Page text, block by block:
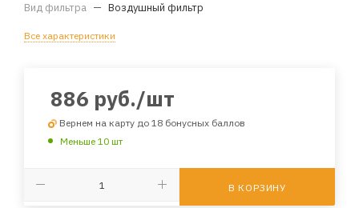
Вид фильтра — Воздушный фильтр
Все характеристики
886 руб./шт
Вернем на карту до 18 бонусных баллов
Меньше 10 шт
В КОРЗИНУ